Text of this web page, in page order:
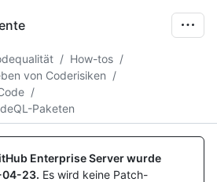
/ How-tos /
von Coderisiken /
/
Paketen
Enterprise Server wurde
04-23. Es wird keine Patch-